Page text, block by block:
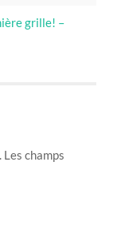
grille! –
Les champs